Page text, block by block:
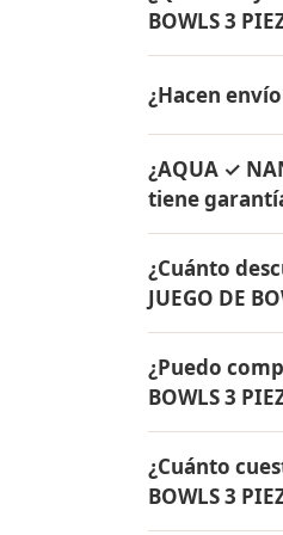
BOWLS 3
de agua Rena
originales
¿Hacen
BOWLS 3
¿AQUA ✓
tiene
JUEGO DE
originales
¿Cuánto
JUEGO DE
de descuento.
todo
¿Puedo
BOWLS 3
PIEZAS con
Nuevo y todo
¿Cuánto
BOWLS 3